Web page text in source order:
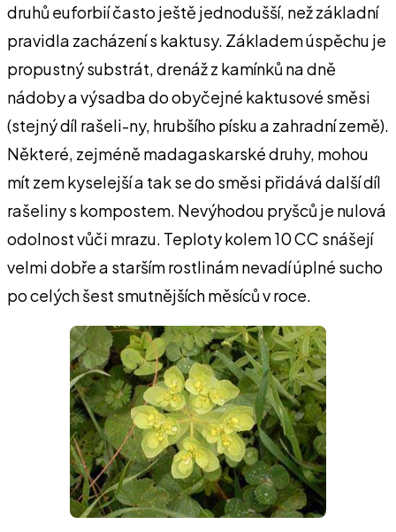
druhů euforbií často ještě jednodušší, než základní
pravidla zacházení s kaktusy. Základem úspěchu je
propustný substrát, drenáž z kamínků na dně
nádoby a výsadba do obyčejné kaktusové směsi
(stejný díl rašeli-ny, hrubšího písku a zahradní země).
Některé, zejméně madagaskarské druhy, mohou
mít zem kyselejší a tak se do směsi přidává další díl
rašeliny s kompostem. Nevýhodou pryšců je nulová
odolnost vůči mrazu. Teploty kolem 10 CC snášejí
velmi dobře a starším rostlinám nevadí úplné sucho
po celých šest smutnějších měsíců v roce.